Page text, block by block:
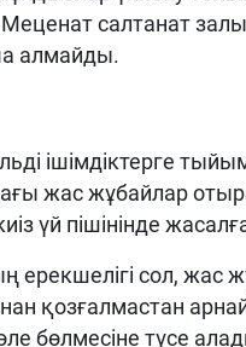
салтанат
алмайды.
ішімдіктерге
жас жұбайлар
үй пішінінде
ерекшелігі сол, жас
қозғалмастан
бөлмесіне түсе